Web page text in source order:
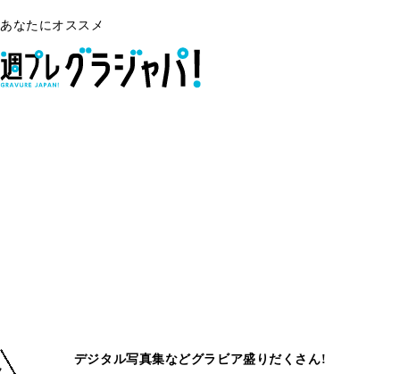
あなたにオススメ
デジタル写真集などグラビア盛りだくさん!